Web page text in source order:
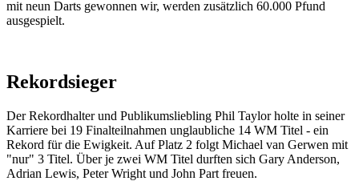
mit neun Darts gewonnen wir, werden zusätzlich 60.000 Pfund
ausgespielt.
Rekordsieger
Der Rekordhalter und Publikumsliebling Phil Taylor holte in seiner
Karriere bei 19 Finalteilnahmen unglaubliche 14 WM Titel - ein
Rekord für die Ewigkeit. Auf Platz 2 folgt Michael van Gerwen mit
"nur" 3 Titel. Über je zwei WM Titel durften sich Gary Anderson,
Adrian Lewis, Peter Wright und John Part freuen.